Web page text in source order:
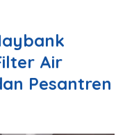
Air
Pesantren